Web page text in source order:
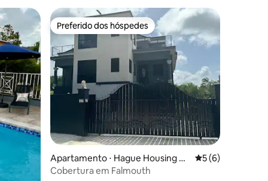
Preferido dos hóspedes
Preferido dos hóspedes
Apartamento ⋅ Hague Housing D
evelopment
5 de uma
5 (6)
Cobertura em Falmouth